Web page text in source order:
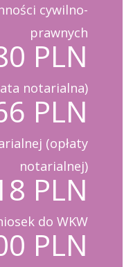
cywilno-
prawnych
PLN
notarialna)
PLN
(opłaty
notarialnej)
PLN
do WKW
PLN